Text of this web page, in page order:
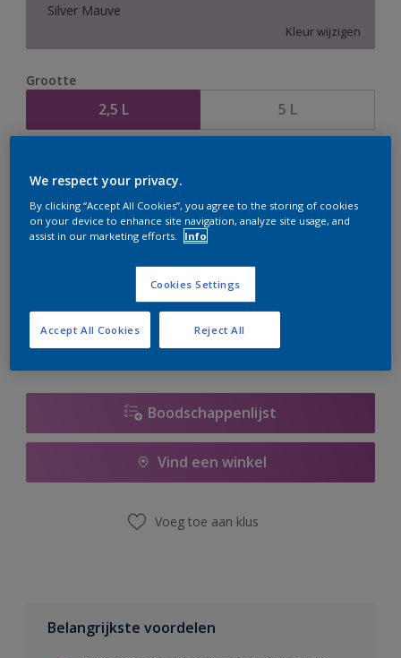
Silver Mauve
Kleur wijzigen
Grootte
2,5 L 5 L
te bestellen. Houd de website in de gaten, we werken
er hard aan om de voorraad aan te vullen.
Boodschappenlijst
Vind een winkel
Voeg toe aan klus
Belangrijkste voordelen
We respect your privacy.
By clicking “Accept All Cookies”, you agree to the storing of cookies
on your device to enhance site navigation, analyze site usage, and
assist in our marketing efforts.
Info
Cookies Settings
Reject All
Accept All Cookies